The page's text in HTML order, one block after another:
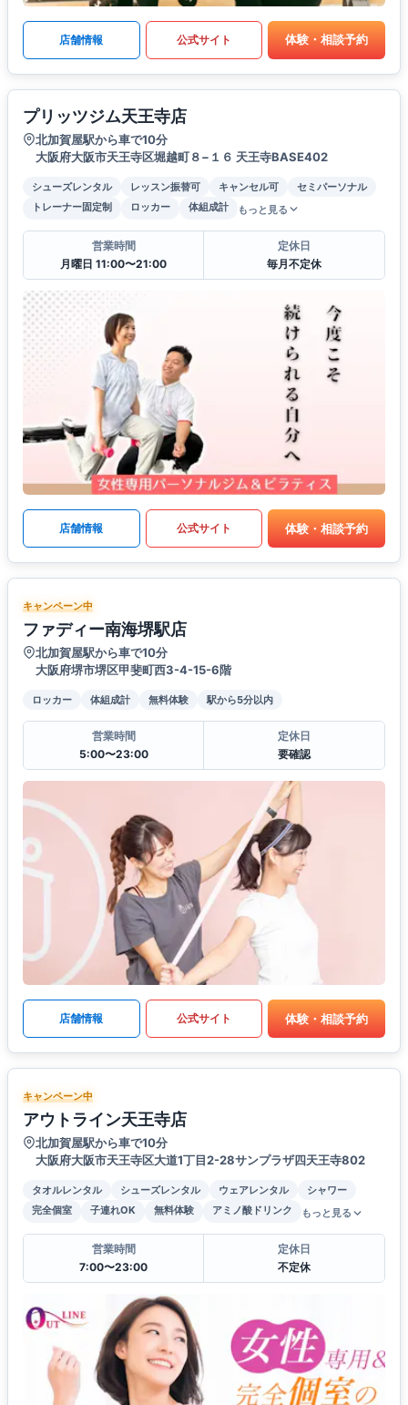
店舗情報 公式サイト 体験・相談予約
プリッツジム天王寺店
北加賀屋駅から車で10分
大阪府大阪市天王寺区堀越町８−１６ 天王寺BASE402
シューズレンタル レッスン振替可 キャンセル可
セミパーソナル
トレーナー固定制
ロッカー 体組成計 もっと見る
営業時間
月曜日 11:00〜21:00
定休日
毎月不定休
店舗情報 公式サイト 体験・相談予約
キャンペーン中
ファディー南海堺駅店
北加賀屋駅から車で10分
大阪府堺市堺区甲斐町西3-4-15-6階
ロッカー 体組成計 無料体験 駅から5分以内
営業時間
5:00〜23:00
定休日
要確認
店舗情報 公式サイト 体験・相談予約
キャンペーン中
アウトライン天王寺店
北加賀屋駅から車で10分
大阪府大阪市天王寺区大道1丁目2-28サンプラザ四天王寺802
タオルレンタル シューズレンタル ウェアレンタル
シャワー
完全個室
子連れOK 無料体験 アミノ酸ドリンク もっと見る
営業時間
7:00〜23:00
定休日
不定休